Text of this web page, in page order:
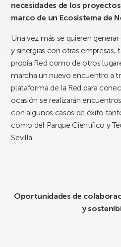
necesidades de los
marco de un Ecosistema de
Una vez más se quieren
y sinergias con otras empresas,
propia Red como de otros
marcha un nuevo encuentro a
plataforma de la Red para
ocasión se realizarán
con algunos casos de éxito
como del Parque Científico y
Sevilla.
Oportunidades de
y